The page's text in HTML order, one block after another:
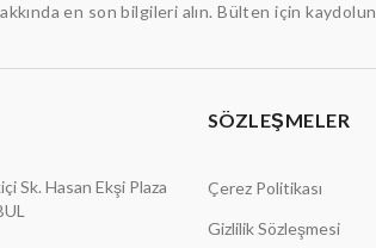
en son bilgileri alın. Bülten için kaydolun
Sk. Hasan Ekşi Plaza
SÖZLEŞMELER
Çerez Politikası
Gizlilik Sözleşmesi